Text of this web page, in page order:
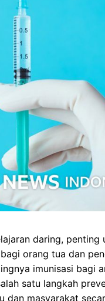
daring,
orang tua dan
imunisasi bagi
satu langkah
dan masyarakat